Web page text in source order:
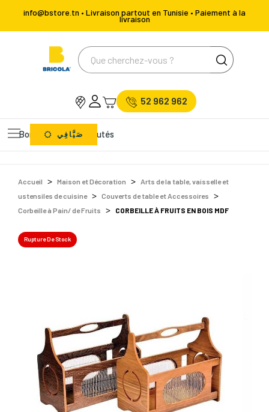
info@bstore.tn • Livraison partout en Tunisie • Paiement à la
livraison
52 962 962
Bons Plans Nouveautés
صَيَّافِي
Accueil Maison et Décoration
Arts de la table, vaisselle et
ustensiles de cuisine
Couverts de table et Accessoires
Corbeille à Pain/ de Fruits
CORBEILLE À FRUITS EN BOIS MDF
Rupture De Stock